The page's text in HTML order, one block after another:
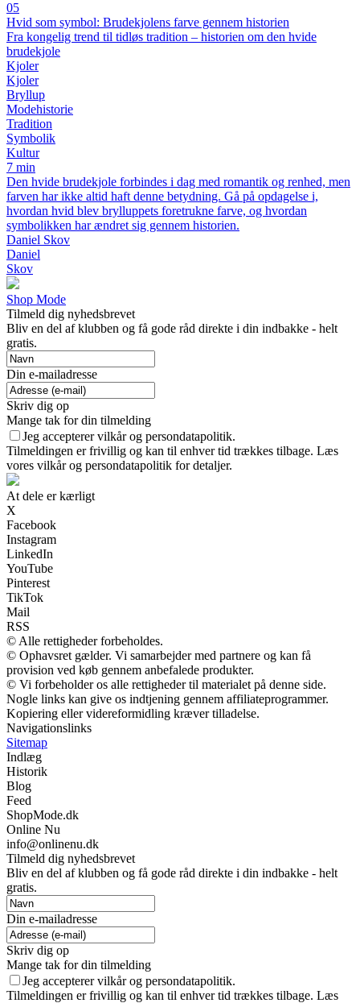
05
Hvid som symbol: Brudekjolens farve gennem historien
Fra kongelig trend til tidløs tradition – historien om den hvide
brudekjole
Kjoler
Kjoler
Bryllup
Modehistorie
Tradition
Symbolik
Kultur
7 min
Den hvide brudekjole forbindes i dag med romantik og renhed, men
farven har ikke altid haft denne betydning. Gå på opdagelse i,
hvordan hvid blev brylluppets foretrukne farve, og hvordan
symbolikken har ændret sig gennem historien.
Daniel Skov
Daniel
Skov
Shop Mode
Tilmeld dig nyhedsbrevet
Bliv en del af klubben og få gode råd direkte i din indbakke - helt
gratis.
Din e-mailadresse
Skriv dig op
Mange tak for din tilmelding
Jeg accepterer vilkår og persondatapolitik.
Tilmeldingen er frivillig og kan til enhver tid trækkes tilbage. Læs
vores vilkår og persondatapolitik for detaljer.
At dele er kærligt
X
Facebook
Instagram
LinkedIn
YouTube
Pinterest
TikTok
Mail
RSS
© Alle rettigheder forbeholdes.
© Ophavsret gælder. Vi samarbejder med partnere og kan få
provision ved køb gennem anbefalede produkter.
© Vi forbeholder os alle rettigheder til materialet på denne side.
Nogle links kan give os indtjening gennem affiliateprogrammer.
Kopiering eller videreformidling kræver tilladelse.
Navigationslinks
Sitemap
Indlæg
Historik
Blog
Feed
ShopMode.dk
Online Nu
info@onlinenu.dk
Tilmeld dig nyhedsbrevet
Bliv en del af klubben og få gode råd direkte i din indbakke - helt
gratis.
Din e-mailadresse
Skriv dig op
Mange tak for din tilmelding
Jeg accepterer vilkår og persondatapolitik.
Tilmeldingen er frivillig og kan til enhver tid trækkes tilbage. Læs